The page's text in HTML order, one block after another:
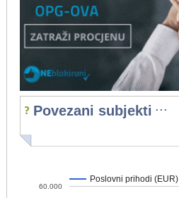
Povezani subjekti ...
Poslovni prihodi (EUR)
60.000